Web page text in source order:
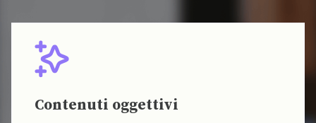
Contenuti oggettivi